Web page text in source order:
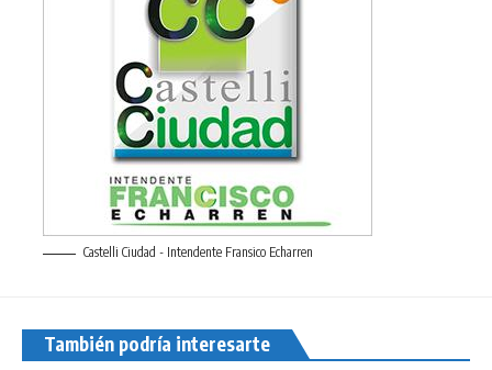
Castelli Ciudad - Intendente Fransico Echarren
También podría interesarte